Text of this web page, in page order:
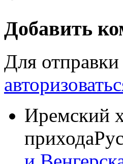
Добавить
Для
Иремский
прихода